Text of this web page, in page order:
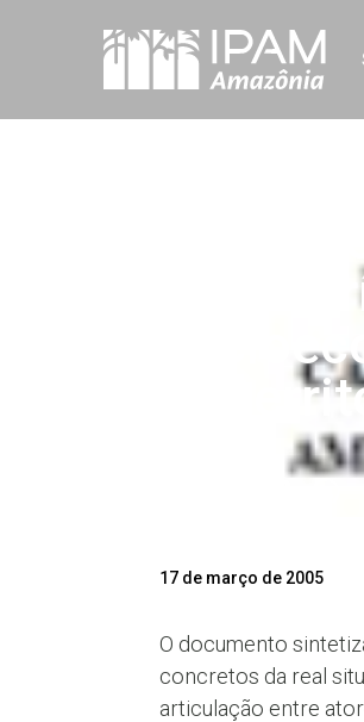
do
Twitter
17 de março de 2005
O documento
concretos da real
articulação entre